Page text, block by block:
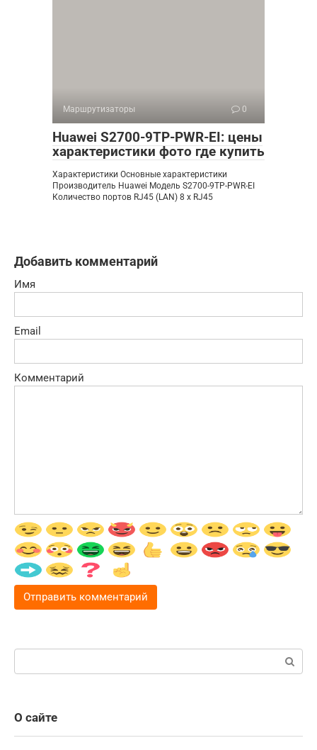
Маршрутизаторы 0
Huawei S2700-9TP-PWR-EI: цены
характеристики фото где купить
Характеристики Основные характеристики
Производитель Huawei Модель S2700-9TP-PWR-EI
Количество портов RJ45 (LAN) 8 x RJ45
Добавить комментарий
Имя
Email
Комментарий
Поиск:
О сайте